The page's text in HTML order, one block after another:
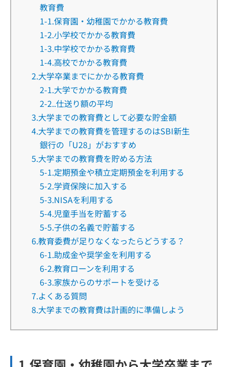
教育費
1-1.保育園・幼稚園でかかる教育費
1-2.小学校でかかる教育費
1-3.中学校でかかる教育費
1-4.高校でかかる教育費
2.大学卒業までにかかる教育費
2-1.大学でかかる教育費
2-2..仕送り額の平均
3.大学までの教育費として必要な貯金額
4.大学までの教育費を管理するのはSBI新生
銀行の「U28」がおすすめ
5.大学までの教育費を貯める方法
5-1.定期預金や積立定期預金を利用する
5-2.学資保険に加入する
5-3.NISAを利用する
5-4.児童手当を貯蓄する
5-5.子供の名義で貯蓄する
6.教育委費が足りなくなったらどうする？
6-1.助成金や奨学金を利用する
6-2.教育ローンを利用する
6-3.家族からのサポートを受ける
7.よくある質問
8.大学までの教育費は計画的に準備しよう